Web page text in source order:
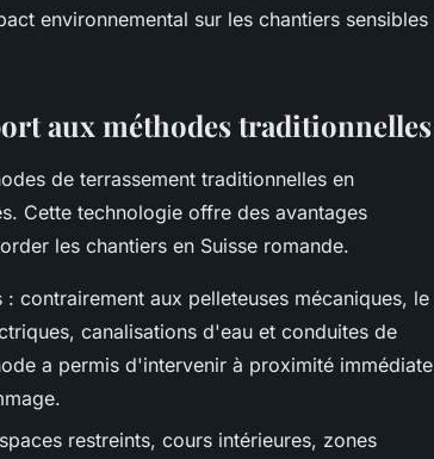
environnemental sur les chantiers sensibles
aux méthodes traditionnelles
de terrassement traditionnelles en
Cette technologie offre des avantages
les chantiers en Suisse romande.
contrairement aux pelleteuses mécaniques, le
canalisations d'eau et conduites de
a permis d'intervenir à proximité immédiate
restreints, cours intérieures, zones